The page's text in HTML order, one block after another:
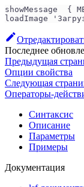
loadImage
Последнее
Предыдущая
Опции свойства
Следующая
Операторы-
Синтаксис
Описание
Параметры
Примеры
Документация